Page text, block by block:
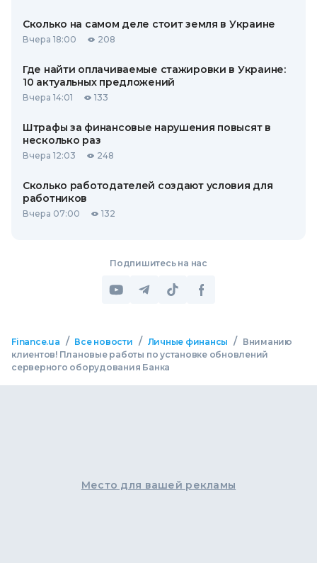
Сколько на самом деле стоит земля в Украине
Вчера 18:00 208
Где найти оплачиваемые стажировки в Украине:
10 актуальных предложений
Вчера 14:01 133
Штрафы за финансовые нарушения повысят в
несколько раз
Вчера 12:03 248
Сколько работодателей создают условия для
работников
Вчера 07:00 132
Подпишитесь на нас
Finance.ua / Все новости / Личные финансы /
Вниманию
клиентов! Плановые работы по установке обновлений
серверного оборудования Банка
Место для вашей рекламы